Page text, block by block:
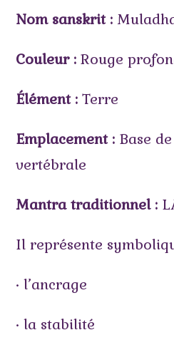
Nom sanskrit :
Couleur : Rouge
Élément : Terre
Emplacement : Base
vertébrale
Mantra traditionnel :
Il représente
• l’ancrage
• la stabilité